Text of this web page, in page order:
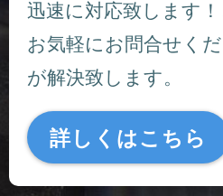
迅速に対応致します
お気軽にお問合せく
が解決致します。
詳しくはこちら